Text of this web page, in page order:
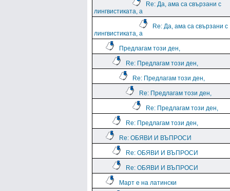
Re: Да, ама са свързани с
лингвистиката, а
Re: Да, ама са свързани с
лингвистиката, а
Предлагам този ден,
Re: Предлагам този ден,
Re: Предлагам този ден,
Re: Предлагам този ден,
Re: Предлагам този ден,
Re: Предлагам този ден,
Re: ОБЯВИ И ВЪПРОСИ
Re: ОБЯВИ И ВЪПРОСИ
Re: ОБЯВИ И ВЪПРОСИ
Март е на латински